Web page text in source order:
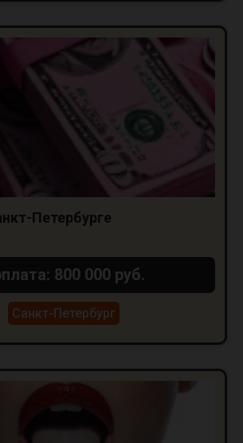
Петербурге
800 000 руб.
Санкт-Петербург